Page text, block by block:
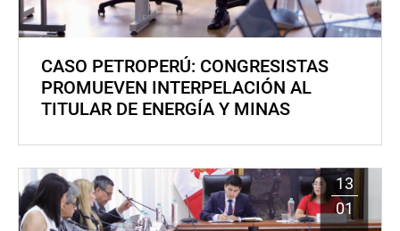
CASO PETROPERÚ: CONGRESISTAS
PROMUEVEN INTERPELACIÓN AL
TITULAR DE ENERGÍA Y MINAS
13
01